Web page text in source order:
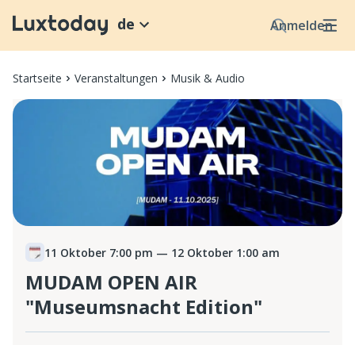
Anmelden
de
Startseite Veranstaltungen Musik & Audio
11 Oktober 7:00 pm — 12 Oktober 1:00 am
MUDAM OPEN AIR
"Museumsnacht Edition"